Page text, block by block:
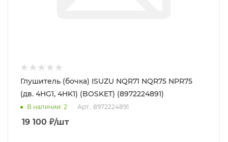
Глушитель (бочка) ISUZU NQR71 NQR75 NPR75
(дв. 4HG1, 4HK1) (BOSKET) (8972224891)
В наличии: 2 Арт.: 8972224891
19 100 ₽/шт